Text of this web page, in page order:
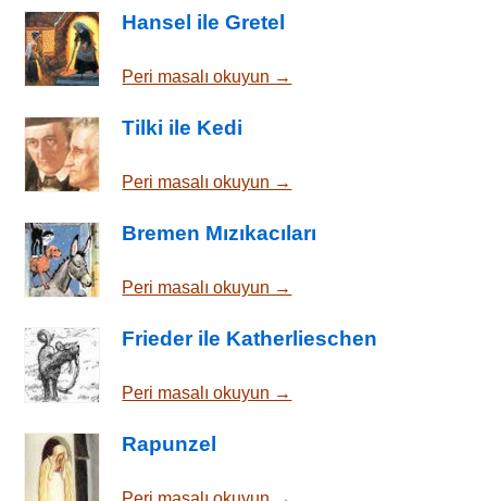
Hansel ile Gretel
Peri masalı okuyun →
Tilki ile Kedi
Peri masalı okuyun →
Bremen Mızıkacıları
Peri masalı okuyun →
Frieder ile Katherlieschen
Peri masalı okuyun →
Rapunzel